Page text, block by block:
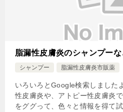
脂漏性皮膚炎のシャンプー
シャンプー 脂漏性皮膚炎市販薬
いろいろとGoogle検索しました
性皮膚炎や、アトピー性皮膚炎
をググって、色々と情報を得て